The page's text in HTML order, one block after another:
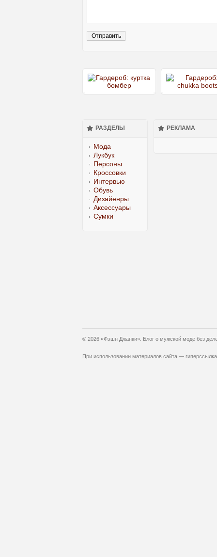
РАЗДЕЛЫ
Мода
Лукбук
Персоны
Кроссовки
Интервью
Обувь
Дизайенры
Аксессуары
Сумки
РЕКЛАМА
© 2026 «Фэшн Джанки». Блог о мужской моде без
При использовании материалов сайта —